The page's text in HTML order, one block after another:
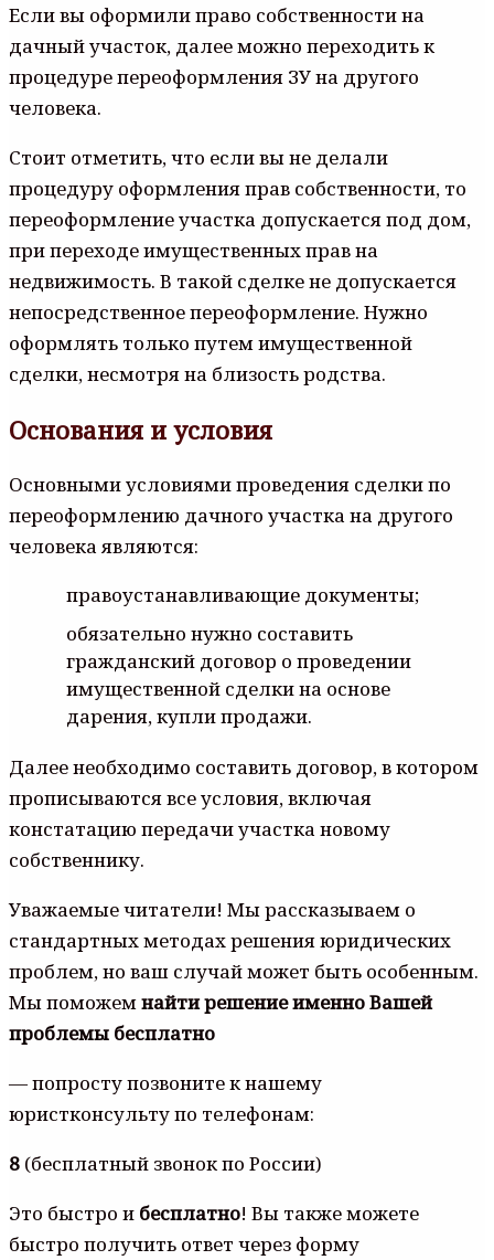
Если вы оформили право собственности на
дачный участок, далее можно переходить к
процедуре переоформления ЗУ на другого
человека.
Стоит отметить, что если вы не делали
процедуру оформления прав собственности, то
переоформление участка допускается под дом,
при переходе имущественных прав на
недвижимость. В такой сделке не допускается
непосредственное переоформление. Нужно
оформлять только путем имущественной
сделки, несмотря на близость родства.
Основания и условия
Основными условиями проведения сделки по
переоформлению дачного участка на другого
человека являются:
правоустанавливающие документы;
обязательно нужно составить
гражданский договор о проведении
имущественной сделки на основе
дарения, купли продажи.
Далее необходимо составить договор, в котором
прописываются все условия, включая
констатацию передачи участка новому
собственнику.
Уважаемые читатели! Мы рассказываем о
стандартных методах решения юридических
проблем, но ваш случай может быть особенным.
Мы поможемнайти решение именно Вашей
проблемы бесплатно
— попросту позвоните к нашему
юристконсульту по телефонам:
8 (бесплатный звонок по России)
Это быстро и бесплатно! Вы также можете
быстро получить ответ через форму